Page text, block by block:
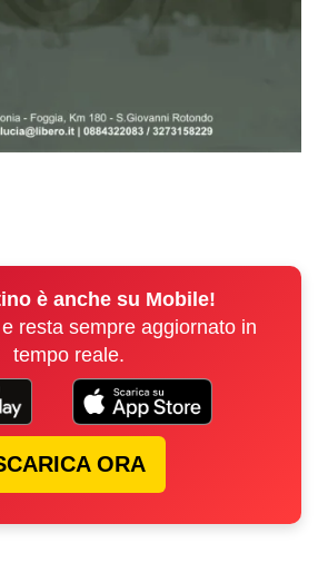
è anche su Mobile!
e resta sempre aggiornato in
tempo reale.
ORA